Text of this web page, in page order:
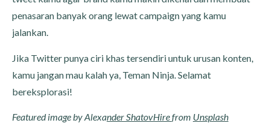
penasaran banyak orang lewat campaign yang kamu
jalankan.
Jika Twitter punya ciri khas tersendiri untuk urusan konten,
kamu jangan mau kalah ya, Teman Ninja. Selamat
bereksplorasi!
Featured image by Alexander ShatovHirefrom Unsplash